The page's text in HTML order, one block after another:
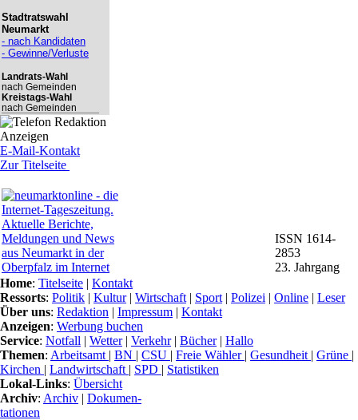
Stadtratswahl
Neumarkt
- nach Kandidaten
- Gewinne/Verluste
Landrats-Wahl
nach Gemeinden
Kreistags-Wahl
nach Gemeinden
Anzeigen
E-Mail-Kontakt
Zur Titelseite
ISSN 1614-
2853
23. Jahrgang
Home: Titelseite | Kontakt
Ressorts: Politik | Kultur| Wirtschaft | Sport | Polizei | Online | Leser
Über uns: Redaktion | Impressum | Kontakt
Anzeigen: Werbung buchen
Service: Notfall | Wetter| Verkehr| Bücher| Hallo
Themen: Arbeitsamt | BN | CSU | Freie Wähler | Gesundheit | Grüne |
Kirchen | Landwirtschaft | SPD | Statistiken
Lokal-Links: Übersicht
Archiv: Archiv | Dokumen-
tationen